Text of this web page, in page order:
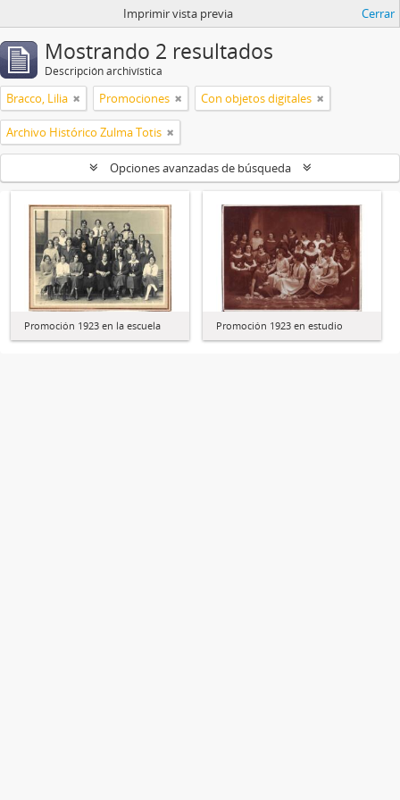
Imprimir vista previa Cerrar
Mostrando 2 resultados
Descripción archivística
Bracco, Lilia Promociones Con objetos digitales
Archivo Histórico Zulma Totis
Opciones avanzadas de búsqueda
Promoción 1923 en la escuela Promoción 1923 en estudio